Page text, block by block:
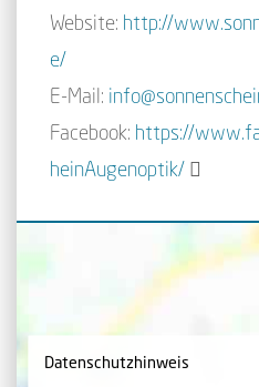
Website: http://
e/
E-Mail:
Facebook: https://
heinAugenoptik/
Datenschutzhinweis